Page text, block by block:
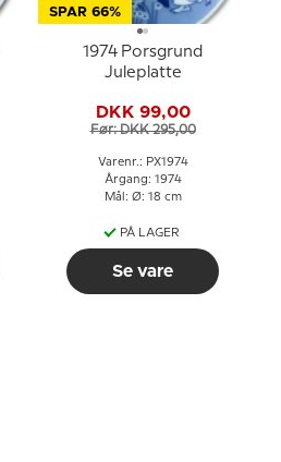
SPAR 66%
1974 Porsgrund
Juleplatte
DKK 99,00
Før: DKK 295,00
Varenr.: PX1974
Årgang: 1974
Mål: Ø: 18 cm
PÅ LAGER
Se vare